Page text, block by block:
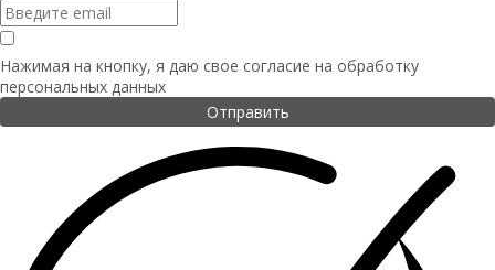
Нажимая на кнопку, я даю свое согласие на обработку
персональных данных
Отправить